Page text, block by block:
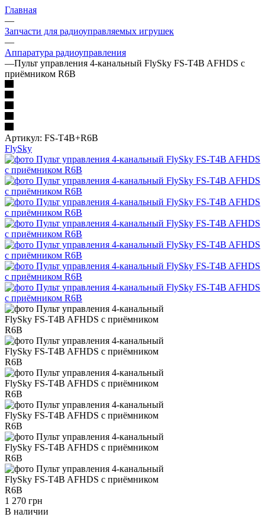
Главная
—
Запчасти для радиоуправляемых игрушек
—
Аппаратура радиоуправления
—Пульт управления 4-канальный FlySky FS-T4B AFHDS с
приёмником R6B
Артикул: FS-T4B+R6B
FlySky
1 270 грн
В наличии